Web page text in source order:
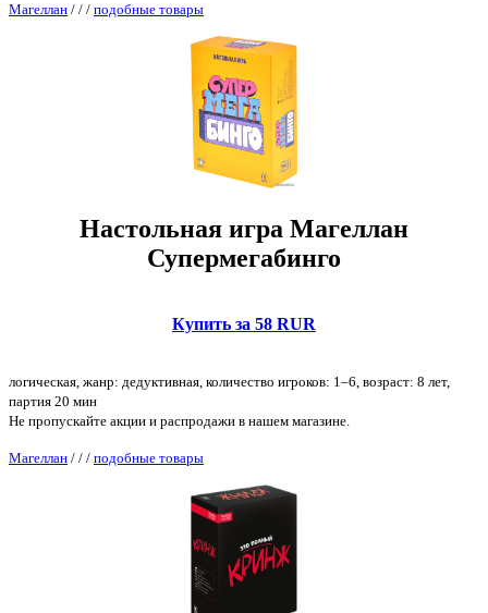
Магеллан / / / подобные товары
Настольная игра Магеллан
Супермегабинго
Купить за 58 RUR
логическая, жанр: дедуктивная, количество игроков: 1–6, возраст: 8 лет,
партия 20 мин
Не пропускайте акции и распродажи в нашем магазине.
Магеллан / / / подобные товары